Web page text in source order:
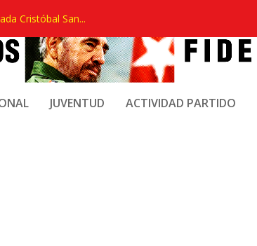
Cristóbal San...
JUVENTUD ACTIVIDAD PARTIDO